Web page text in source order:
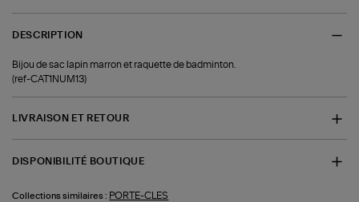
DESCRIPTION
Bijou de sac lapin marron et raquette de badminton.
(ref-CAT1NUM13)
LIVRAISON ET RETOUR
DISPONIBILITÉ BOUTIQUE
Collections similaires : PORTE-CLES